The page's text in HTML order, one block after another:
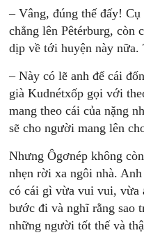
– Vâng, đúng thế đấy!
chẳng lên Pêtérburg, còn
dịp về tới huyện này
– Này có lẽ anh để cái
già Kudnétxốp gọi với
mang theo cái của nặng
sẽ cho người mang lên
Nhưng Ôgơnép không
nhẹn rời xa ngôi nhà.
có cái gì vừa vui vui,
bước đi và nghĩ rằng sao
những người tốt thế và